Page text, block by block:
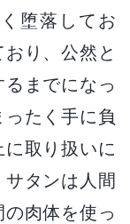
堕落してお
り、公然と
までになっ
たく手に負
取り扱いに
サタンは人間
肉体を使っ